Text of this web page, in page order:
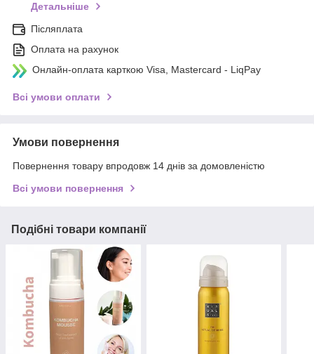
Детальніше
Післяплата
Оплата на рахунок
Онлайн-оплата карткою Visa, Mastercard - LiqPay
Всі умови оплати
Умови повернення
Повернення товару впродовж 14 днів за домовленістю
Всі умови повернення
Подібні товари компанії